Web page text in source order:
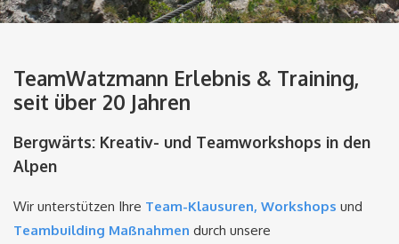
TeamWatzmann Erlebnis & Training,
seit über 20 Jahren
Bergwärts: Kreativ- und Teamworkshops in den
Alpen
Wir unterstützen Ihre Team-Klausuren, Workshops und
Teambuilding Maßnahmen durch unsere